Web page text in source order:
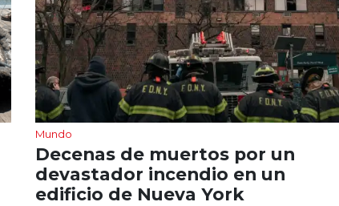
Mundo
Decenas de muertos por un
devastador incendio en un
edificio de Nueva York